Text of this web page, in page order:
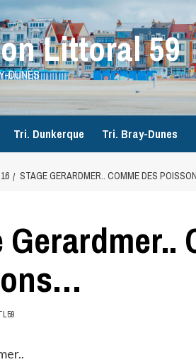
Littoral 59
DUNES
Tri. Dunkerque Tri. Bray-Dunes
16 STAGE GERARDMER.. COMME DES
Gerardmer..